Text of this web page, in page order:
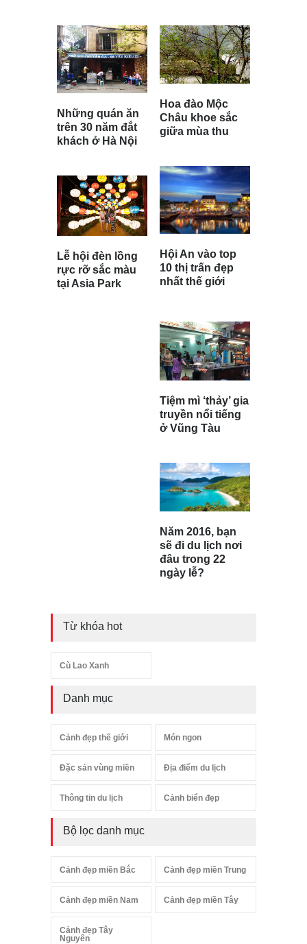
Những quán ăn
trên 30 năm đắt
khách ở Hà Nội
Lễ hội đèn lồng
rực rỡ sắc màu
tại Asia Park
Hoa đào Mộc
Châu khoe sắc
giữa mùa thu
Hội An vào top
10 thị trấn đẹp
nhất thế giới
Tiệm mì ‘thảy’ gia
truyền nổi tiếng
ở Vũng Tàu
Năm 2016, bạn
sẽ đi du lịch nơi
đâu trong 22
ngày lễ?
Từ khóa hot
Cù Lao Xanh
Danh mục
Cảnh đẹp thế giới Món ngon
Đặc sản vùng miền Địa điểm du lịch
Thông tin du lịch Cảnh biển đẹp
Bộ lọc danh mục
Cảnh đẹp miền Bắc Cảnh đẹp miền Trung
Cảnh đẹp miền Nam Cảnh đẹp miền Tây
Cảnh đẹp Tây
Nguyên